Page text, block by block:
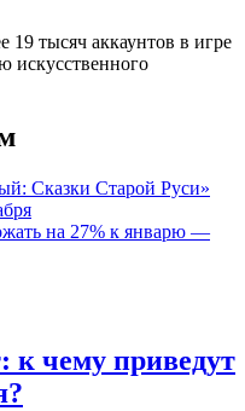
19 тысяч аккаунтов в игре
искусственного
Сказки Старой Руси»
на 27% к январю —
к чему приведут